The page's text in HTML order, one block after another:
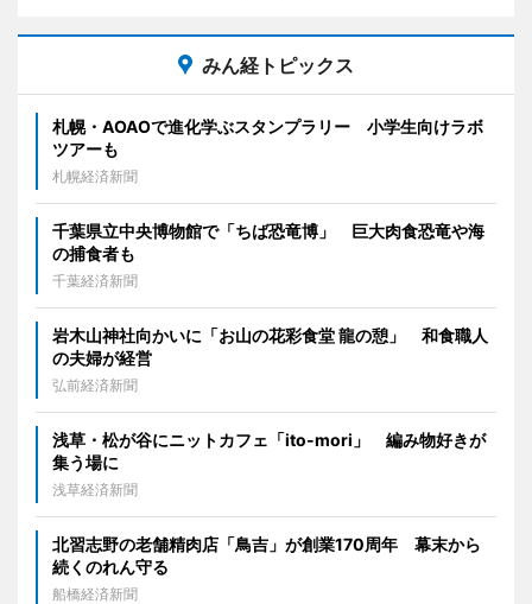
みん経トピックス
札幌・AOAOで進化学ぶスタンプラリー 小学生向けラボ
ツアーも
札幌経済新聞
千葉県立中央博物館で「ちば恐竜博」 巨大肉食恐竜や海
の捕食者も
千葉経済新聞
岩木山神社向かいに「お山の花彩食堂 龍の憩」 和食職人
の夫婦が経営
弘前経済新聞
浅草・松が谷にニットカフェ「ito-mori」 編み物好きが
集う場に
浅草経済新聞
北習志野の老舗精肉店「鳥吉」が創業170周年 幕末から
続くのれん守る
船橋経済新聞